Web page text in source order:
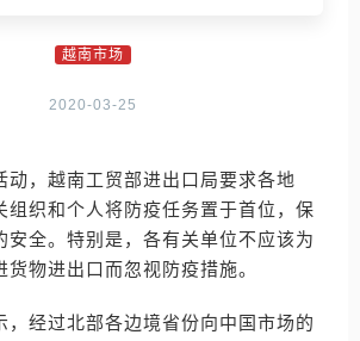
越南市场
2020-03-25
动，越南工贸部进出口局要求各地
组织和个人将防疫任务置于首位，保
安全。特别是，各有关单位不应该为
物进出口而忽视防疫措施。
，经过北部各边境省份向中国市场的